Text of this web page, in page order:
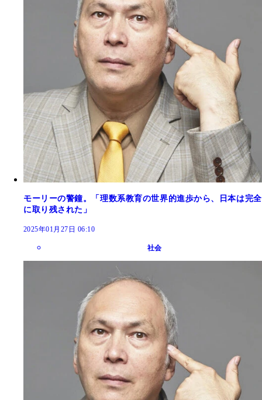
モーリーの警鐘。「理数系教育の世界的進歩から、日本は完全
に取り残された」
2025年01月27日 06:10
社会